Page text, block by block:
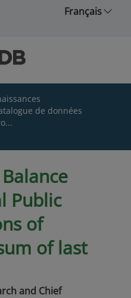
Français
de données
Public
of
of last
and Chief